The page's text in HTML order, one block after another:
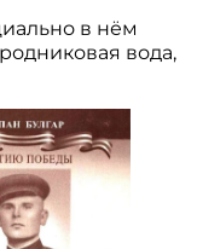
в нём
вода,